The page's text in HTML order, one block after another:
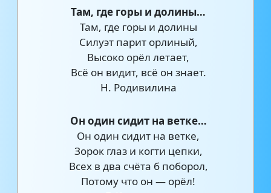
Там, где горы и долины…
Там, где горы и долины
Силуэт парит орлиный,
Высоко орёл летает,
Всё он видит, всё он знает.
Н. Родивилина
Он один сидит на ветке…
Он один сидит на ветке,
Зорок глаз и когти цепки,
Всех в два счёта б поборол,
Потому что он — орёл!